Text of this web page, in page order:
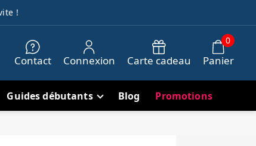
!
Contact Connexion Carte cadeau Panier
0
Guides débutants Blog Promotions